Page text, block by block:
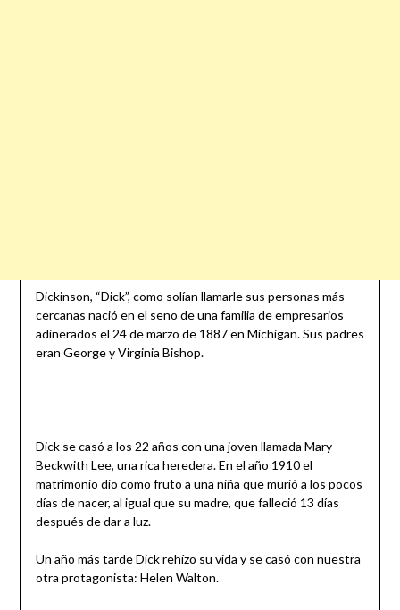
Dickinson, “Dick”, como solían llamarle sus personas más
cercanas nació en el seno de una familia de empresarios
adinerados el 24 de marzo de 1887 en Michigan. Sus padres
eran George y Virginia Bishop.
Dick se casó a los 22 años con una joven llamada Mary
Beckwith Lee, una rica heredera. En el año 1910 el
matrimonio dio como fruto a una niña que murió a los pocos
días de nacer, al igual que su madre, que falleció 13 días
después de dar a luz.
Un año más tarde Dick rehízo su vida y se casó con nuestra
otra protagonista: Helen Walton.